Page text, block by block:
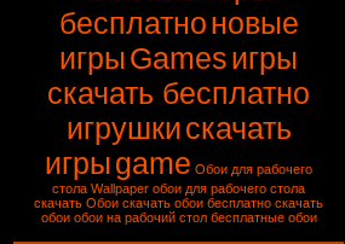
бесплатноновые
игрыGamesигры
скачать бесплатно
игрушкискачать
игрыgame Обои для рабочего
стола Wallpaper обои для рабочего стола
скачать Обои скачать обои бесплатно скачать
обои обои на рабочий стол бесплатные обои